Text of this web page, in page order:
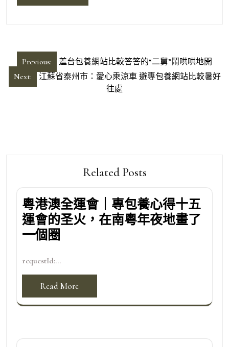
章
導
Previous:
羞台包養網站比較答答的“二舅”鬧哄哄地開
Next:
江蘇省泰州市：愛心乘涼車 避專包養網站比較暑好
往處
Related Posts
粵港澳全運會｜專包養心得十五
運會的圣火，在南粵年夜地畫了
一個圈
requestId:...
Read More